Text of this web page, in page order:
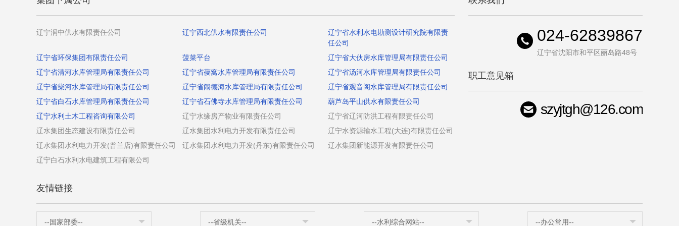
辽宁润中供水有限责任公司 辽宁西北供水有限责任公司
辽宁省水利水电勘测设计研究院有限责
任公司
辽宁省环保集团有限责任公司
菠菜平台
辽宁省大伙房水库管理局有限责任公司
辽宁省清河水库管理局有限责任公司
辽宁省葠窝水库管理局有限责任公司
辽宁省汤河水库管理局有限责任公司
辽宁省柴河水库管理局有限责任公司
辽宁省闹德海水库管理局有限责任公司
辽宁省观音阁水库管理局有限责任公司
辽宁省白石水库管理局有限责任公司
辽宁省石佛寺水库管理局有限责任公司
葫芦岛平山供水有限责任公司
辽宁水利土木工程咨询有限公司
辽宁水缘房产物业有限责任公司
辽宁省辽河防洪工程有限责任公司
辽水集团生态建设有限责任公司
辽水集团水利电力开发有限责任公司
辽宁水资源输水工程(大连)有限责任公司
辽水集团水利电力开发(普兰店)有限责任公司
辽水集团水利电力开发(丹东)有限责任公司
辽水集团新能源开发有限责任公司
辽宁白石水利水电建筑工程有限公司
024-62839867
辽宁省沈阳市和平区丽岛路48号
职工意见箱
szyjtgh@126.com
友情链接
--国家部委-- --省级机关-- --水利综合网站-- --办公常用--